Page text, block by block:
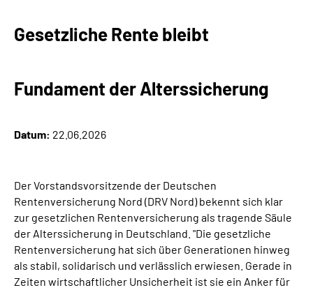
Gesetzliche Rente bleibt
Fundament der Alterssicherung
Datum: 22.06.2026
Der Vorstandsvorsitzende der Deutschen
Rentenversicherung Nord (DRV Nord) bekennt sich klar
zur gesetzlichen Rentenversicherung als tragende Säule
der Alterssicherung in Deutschland. "Die gesetzliche
Rentenversicherung hat sich über Generationen hinweg
als stabil, solidarisch und verlässlich erwiesen. Gerade in
Zeiten wirtschaftlicher Unsicherheit ist sie ein Anker für